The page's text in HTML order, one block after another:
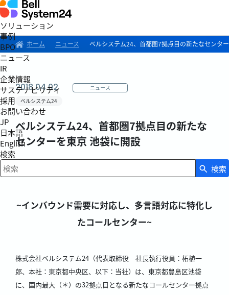
ソリューション
事例
BPO
ニュース
IR
企業情報
サステナビリティ
採用
お問い合わせ
JP
日本語
English
検索
検索キーワード入力
検索
ホーム ニュース ベルシステム24、首都圏7拠点目の新たなセンタ
2018.04.02
ニュース
ベルシステム24
ベルシステム24、首都圏7拠点目の新たな
センターを東京 池袋に開設
~インバウンド需要に対応し、多言語対応に特化し
たコールセンター~
株式会社ベルシステム24（代表取締役 社長執行役員：柘植一
郎、本社：東京都中央区、以下：当社）は、東京都豊島区池袋
に、国内最大（＊）の32拠点目となる新たなコールセンター拠点